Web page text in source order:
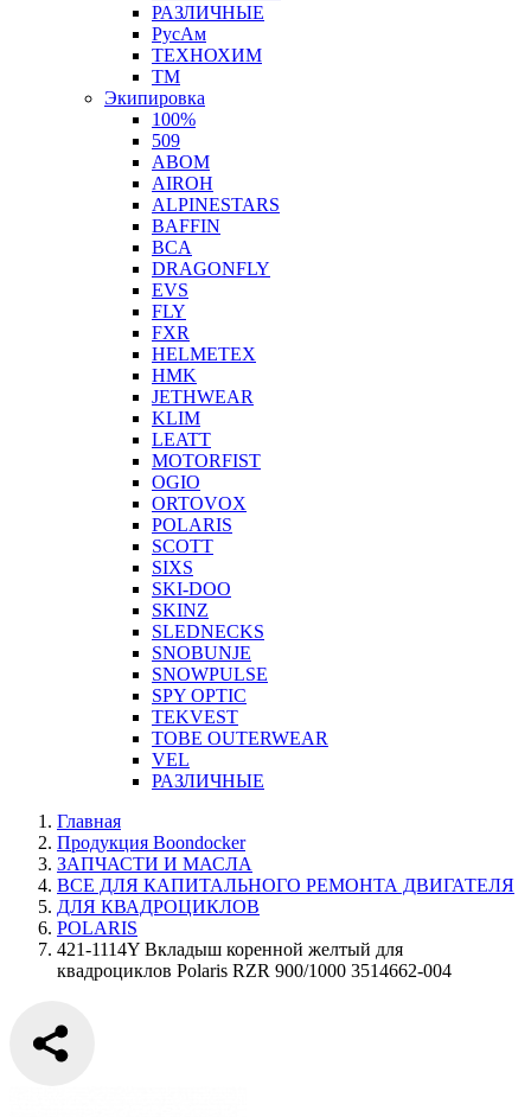
РАЗЛИЧНЫЕ
РусАм
ТЕХНОХИМ
ТМ
Экипировка
100%
509
ABOM
AIROH
ALPINESTARS
BAFFIN
BCA
DRAGONFLY
EVS
FLY
FXR
HELMETEX
HMK
JETHWEAR
KLIM
LEATT
MOTORFIST
OGIO
ORTOVOX
POLARIS
SCOTT
SIXS
SKI-DOO
SKINZ
SLEDNECKS
SNOBUNJE
SNOWPULSE
SPY OPTIC
TEKVEST
TOBE OUTERWEAR
VEL
РАЗЛИЧНЫЕ
Главная
Продукция Boondocker
ЗАПЧАСТИ И МАСЛА
ВСЕ ДЛЯ КАПИТАЛЬНОГО РЕМОНТА ДВИГАТЕЛЯ
ДЛЯ КВАДРОЦИКЛОВ
POLARIS
421-1114Y Вкладыш коренной желтый для
квадроциклов Polaris RZR 900/1000 3514662-004